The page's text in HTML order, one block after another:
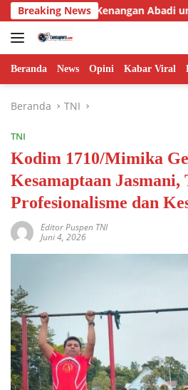
Langsung
ke
konten
Breaking NewsAbadi untuk Kampung
Beranda News Opini Kabar Viral
Beranda TNI
TNI
Kodim 1710/Mimika
Kesamaptaan
Profesionalisme dan
Editor Puspen TNI
Juni 4, 2026